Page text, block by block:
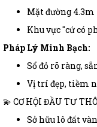
Mặt đường
Khu vực "cứ có
Pháp Lý Minh Bạch:
Sổ đỏ rõ ràng,
Vị trí đẹp, tiềm
💫 CƠ HỘI ĐẦU TƯ
Sở hữu lô đất